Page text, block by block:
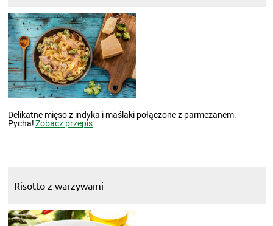
Delikatne mięso z indyka i maślaki połączone z parmezanem.
Pycha!Zobacz przepis
Risotto z warzywami